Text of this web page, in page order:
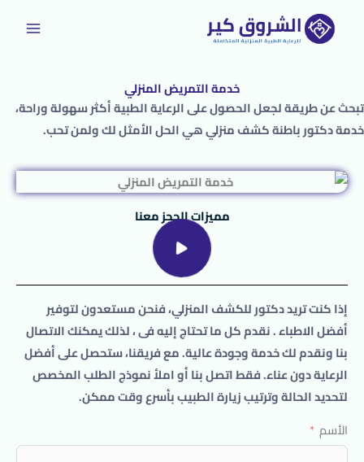
خدمة التمريض المنزلي
تبحث عن طريقة لجعل الحصول على الرعاية الطبية أكثر سهولة وراحة،
خدمة دكتور باطنة كشف منزلي هي الحل الأمثل لك ولمن تحب.
مميزات الحجز معنا
إذا كنت تريددكتورللكشف المنزلي، فنحن مستعدون لتوفير
أفضل الاطباء . نقدم كل ما تحتاج إليه فى ، لذلك يمكنك الاتصال
بنا ونقدم لك خدمة وجودة عالية. مع فريقنا، ستحصل على أفضل
الرعاية دون عناء. فقط اتصل بنا أو املأ نموذج الطلب المخصص
لتحديد الحالة وترتيب زيارة الطبيب بأسرع وقت ممكن.
الأسم